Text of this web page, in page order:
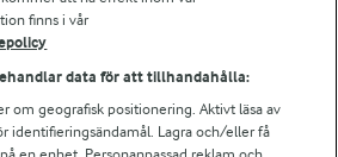
finns i vår
data för att tillhandahålla:
om geografisk positionering. Aktivt läsa av
identifieringsändamål. Lagra och/eller få